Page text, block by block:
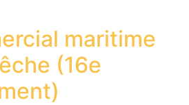
maritime
(16e